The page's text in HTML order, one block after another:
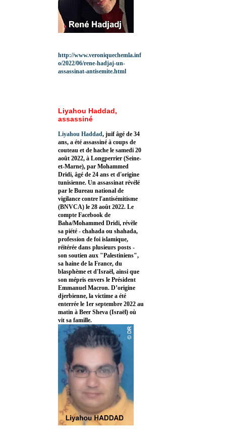
http://www.veroniquechemla.inf
o/2022/06/rene-hadjaj-un-
assassinat-antisemite.html
Liyahou Haddad,
assassiné
Liyahou Haddad, juif âgé de 34
ans, a été assassiné à coups de
couteau et de hache le samedi 20
août 2022, à Longperrier (Seine-
et-Marne), par Mohammed
Dridi, âgé de 24 ans et d'origine
tunisienne. Un assassinat révélé
par le Bureau national de
vigilance contre l'antisémitisme
(BNVCA) le 28 août 2022. Le
compte Facebook de
Baha/Mohammed Dridi, révèle
sa piété - chahada ou shahada,
profession de foi islamique,
réitérée dans plusieurs posts -
son soutien aux "Palestiniens",
sa haine de la France, du
blasphème et d'Israël, ainsi que
son mépris envers le Président
Emmanuel Macron. D’origine
djerbienne, la victime a été
enterrée le 1er septembre 2022 au
matin à Beer Sheva (Israël) où
vit sa famille.